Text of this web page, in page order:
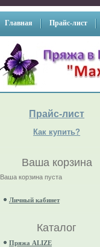
Главная Прайс-лист
Прайс-лист
Как купить?
Ваша корзина
Ваша корзина пуста
Личный кабинет
Каталог
Пряжа ALIZE